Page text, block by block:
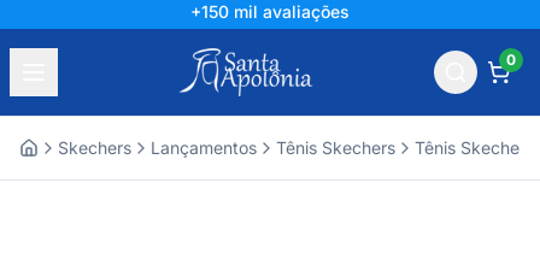
+150 mil avaliações
0
Skechers Lançamentos Tênis Skechers Tênis Skechers